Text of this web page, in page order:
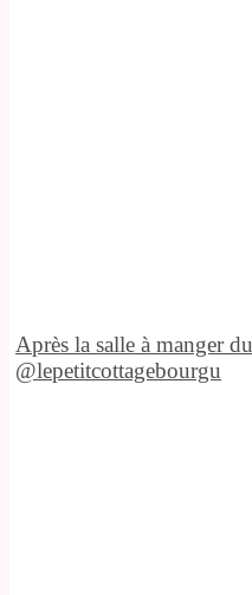
Après la salle à manger du
@lepetitcottagebourgu